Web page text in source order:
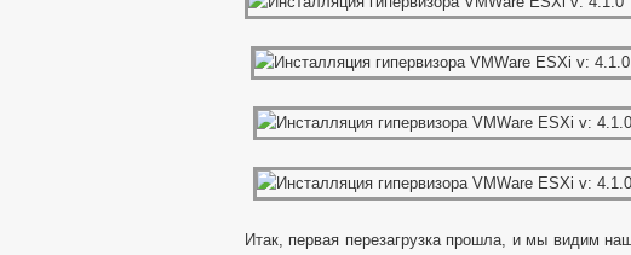
Итак, первая перезагрузка прошла, и мы видим